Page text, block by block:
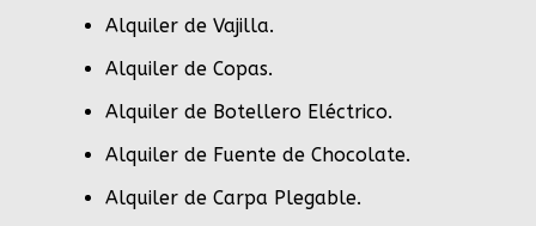
Alquiler de Vajilla.
Alquiler de Copas.
Alquiler de Botellero Eléctrico.
Alquiler de Fuente de Chocolate.
Alquiler de Carpa Plegable.